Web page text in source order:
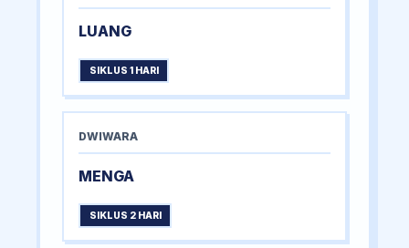
LUANG
SIKLUS 1 HARI
DWIWARA
MENGA
SIKLUS 2 HARI